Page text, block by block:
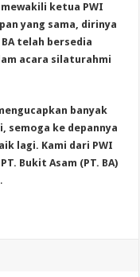
ketua PWI
yang sama, dirinya
telah bersedia
acara silaturahmi
banyak
semoga ke depannya
lagi. Kami dari PWI
Bukit Asam (PT. BA)
.